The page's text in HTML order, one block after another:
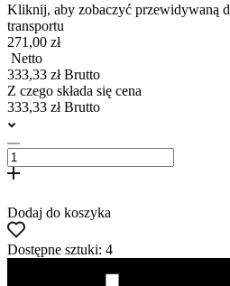
Kliknij, aby zobaczyć przewidywaną
transportu
271,00 zł
Netto
333,33 zł Brutto
Z czego składa się cena
333,33 zł Brutto
Dodaj do koszyka
Dostępne sztuki: 4